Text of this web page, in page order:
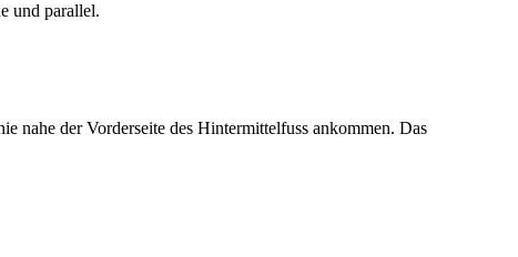
und parallel.
nahe der Vorderseite des Hintermittelfuss ankommen. Das